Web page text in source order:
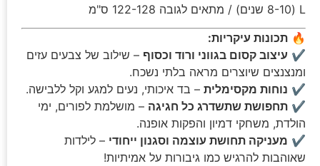
L (8-10 שנים) / מתאים לגובה 122-128 ס"מ
🔥 תכונות עיקריות:
✔️ עיצוב קסום בגווני ורוד וכסוף – שילוב של צבעים עזים
ומנצנצים שיוצרים מראה בלתי נשכח.
✔️ נוחות מקסימלית – בד איכותי, נעים למגע וקל ללבישה.
✔️ תחפושת שתשדרג כל חגיגה – מושלמת לפורים, ימי
הולדת, משחקי דמיון והפקות אופנה.
✔️ מעניקה תחושת עוצמה וסגנון ייחודי – לילדות
שאוהבות להרגיש כמו גיבורות על אמיתיות!